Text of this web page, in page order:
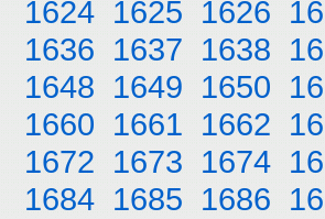
1624 1625 1626
1636 1637 1638
1648 1649 1650
1660 1661 1662
1672 1673 1674
1684 1685 1686